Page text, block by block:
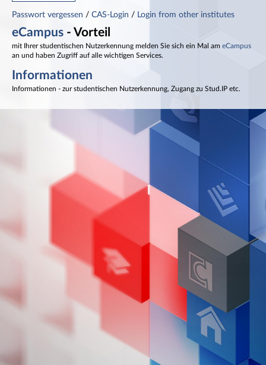
Passwort vergessen / CAS-Login / Login from other institutes
eCampus - Vorteil
mit Ihrer studentischen Nutzerkennung melden Sie sich ein Mal am eCampus
an und haben Zugriff auf alle wichtigen Services.
Informationen
Informationen - zur studentischen Nutzerkennung, Zugang zu Stud.IP etc.